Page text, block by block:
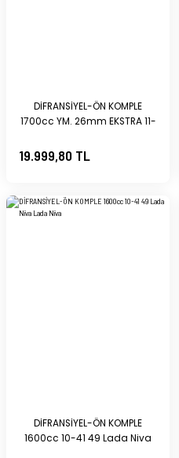
DİFRANSİYEL-ÖN KOMPLE
1700cc YM. 26mm EKSTRA 11-
19.999,80 TL
DİFRANSİYEL-ÖN KOMPLE
1600cc 10-41 49 Lada Niva
EĞLENCE